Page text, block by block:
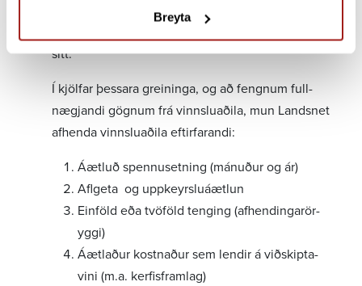
Breyta
vinnslu­aðili Landsneti líkanið af vinnslu­ein­ing­
sitt.
Í kjölfar þessara grein­inga, og að fengnum full­
nægj­andi gögnum frá vinnslu­að­ila, mun Landsnet
afhenda vinnslu­aðila eftir­far­andi:
Áætluð spennu­setning (mán­uður og ár)
Aflgeta og uppkeyrslu­áætlun
Einföld eða tvöföld tenging (afhend­ingarör­
yggi)
Áætl­aður kostn­aður sem lendir á viðskipta­
vini (m.a. kerf­is­fram­lag)